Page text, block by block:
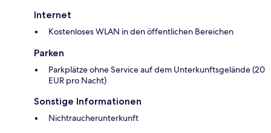
Internet
Kostenloses WLAN in den öffentlichen Bereichen
Parken
Parkplätze ohne Service auf dem Unterkunftsgelände (20
EUR pro Nacht)
Sonstige Informationen
Nichtraucherunterkunft